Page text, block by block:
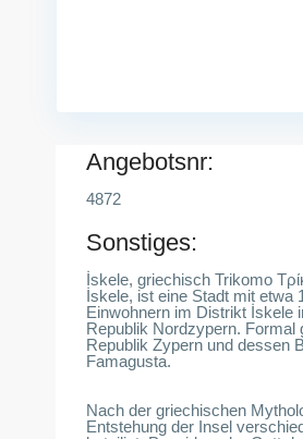
Angebotsnr:
4872
Sonstiges:
İskele, griechisch Trikomo
İskele, ist eine Stadt mit etwa
Einwohnern im Distrikt İskele
Republik Nordzypern. Formal
Republik Zypern und dessen
Famagusta.
Nach der griechischen
Entstehung der Insel